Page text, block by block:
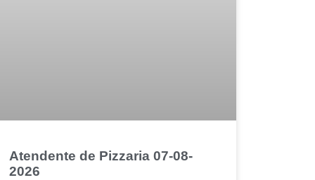
Atendente de Pizzaria 07-08-
2026